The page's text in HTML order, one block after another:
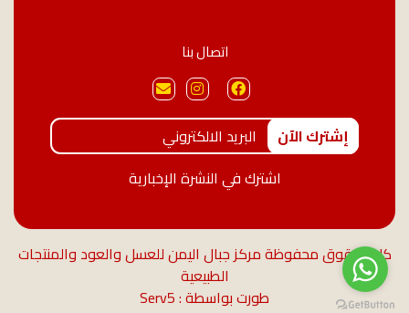
اتصال بنا
إشترك الآن
اشترك في النشرة الإخبارية
كل الحقوق محفوظة مركز جبال اليمن للعسل والعود والمنتجات
الطبيعية
طورت بواسطة : Serv5